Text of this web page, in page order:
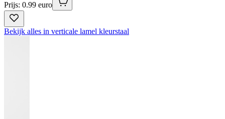
Prijs: 0.99 euro
Bekijk alles in verticale lamel kleurstaal